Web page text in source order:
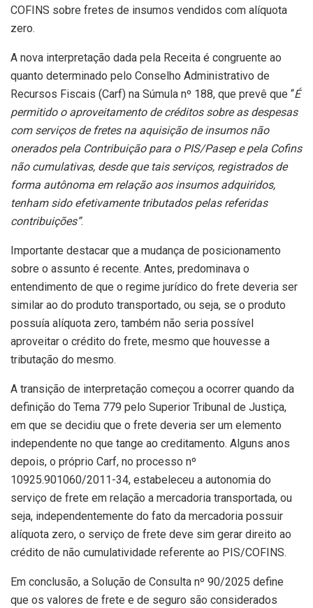
COFINS sobre fretes de insumos vendidos com alíquota
zero.
A nova interpretação dada pela Receita é congruente ao
quanto determinado pelo Conselho Administrativo de
Recursos Fiscais (Carf) na Súmula nº 188, que prevê que “É
permitido o aproveitamento de créditos sobre as despesas
com serviços de fretes na aquisição de insumos não
onerados pela Contribuição para o PIS/Pasep e pela Cofins
não cumulativas, desde que tais serviços, registrados de
forma autônoma em relação aos insumos adquiridos,
tenham sido efetivamente tributados pelas referidas
contribuições”.
Importante destacar que a mudança de posicionamento
sobre o assunto é recente. Antes, predominava o
entendimento de que o regime jurídico do frete deveria ser
similar ao do produto transportado, ou seja, se o produto
possuía alíquota zero, também não seria possível
aproveitar o crédito do frete, mesmo que houvesse a
tributação do mesmo.
A transição de interpretação começou a ocorrer quando da
definição do Tema 779 pelo Superior Tribunal de Justiça,
em que se decidiu que o frete deveria ser um elemento
independente no que tange ao creditamento. Alguns anos
depois, o próprio Carf, no processo nº
10925.901060/2011-34, estabeleceu a autonomia do
serviço de frete em relação a mercadoria transportada, ou
seja, independentemente do fato da mercadoria possuir
alíquota zero, o serviço de frete deve sim gerar direito ao
crédito de não cumulatividade referente ao PIS/COFINS.
Em conclusão, a Solução de Consulta nº 90/2025 define
que os valores de frete e de seguro são considerados